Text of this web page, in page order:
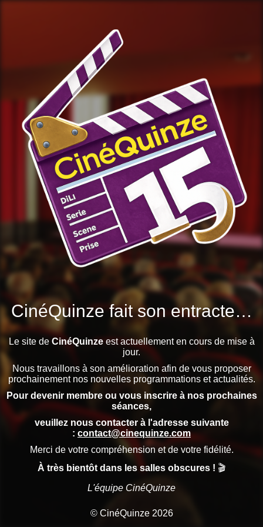
CinéQuinze fait son entracte…
Le site de CinéQuinzeest actuellement en cours de mise à
jour.
Nous travaillons à son amélioration afin de vous proposer
prochainement nos nouvelles programmations et actualités.
Pour devenir membre ou vous inscrire à nos prochaines
séances,
veuillez nous contacter à l'adresse suivante
: contact@cinequinze.com
Merci de votre compréhension et de votre fidélité.
À très bientôt dans les salles obscures ! 🎬
L'équipe CinéQuinze
© CinéQuinze 2026